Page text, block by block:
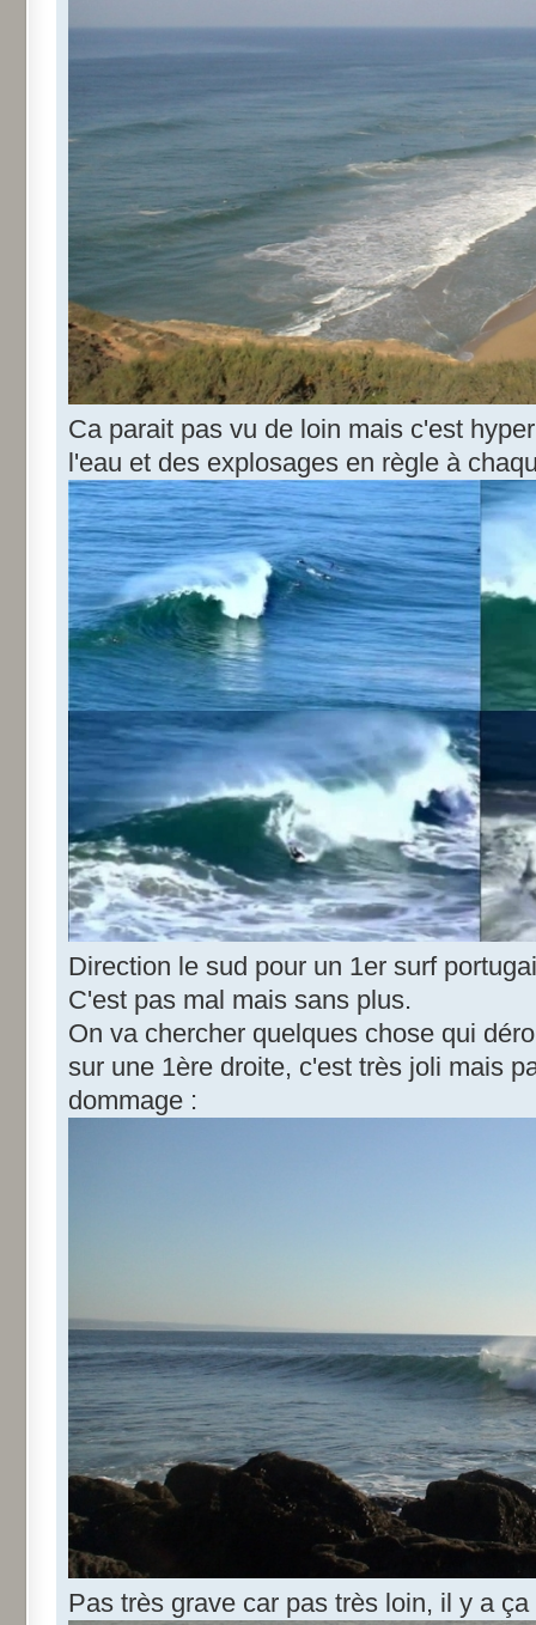
Ca parait pas vu de loin mais c'est
l'eau et des explosages en règle à
Direction le sud pour un 1er surf
C'est pas mal mais sans plus.
On va chercher quelques chose qui
sur une 1ère droite, c'est très joli mais
dommage :
Pas très grave car pas très loin, il y a ça